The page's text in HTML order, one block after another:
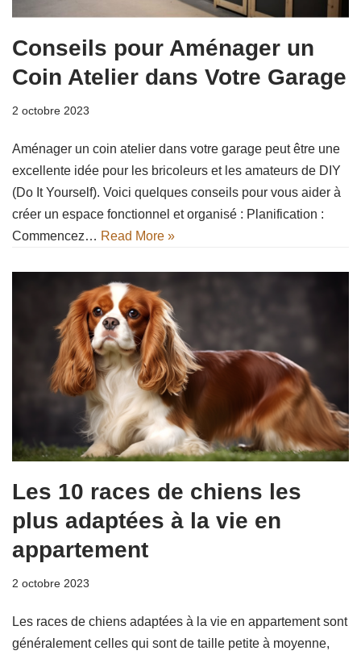
Conseils pour Aménager un
Coin Atelier dans Votre Garage
2 octobre 2023
Aménager un coin atelier dans votre garage peut être une
excellente idée pour les bricoleurs et les amateurs de DIY
(Do It Yourself). Voici quelques conseils pour vous aider à
créer un espace fonctionnel et organisé : Planification :
Commencez… Read More »
Les 10 races de chiens les
plus adaptées à la vie en
appartement
2 octobre 2023
Les races de chiens adaptées à la vie en appartement sont
généralement celles qui sont de taille petite à moyenne,